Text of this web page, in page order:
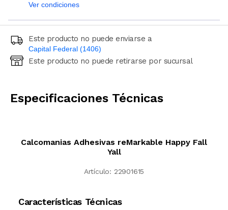
Ver condiciones
Este producto no puede enviarse a
Capital Federal (1406)
Ingresá código postal (sólo números)
Este producto no puede retirarse por sucursal
Especificaciones Técnicas
Calcomanias Adhesivas reMarkable Happy Fall
Yall
Artículo: 22901615
Características Técnicas